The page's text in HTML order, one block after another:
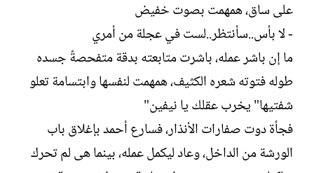
على ساق، همهمت بصوت خفيض
- لا بأس..سأنتظر..لست في عجلة من أمري
ما إن باشر عمله، باشرت متابعته بدقة متفحصةً جسده
طوله فتوته شعره الكثيف، همهمت لنفسها وابتسامة تعلو
شفتيها" يخرب عقلك يا نيفين"
فجأة دوت صفارات الأنذار، فسارع أحمد بإغلاق باب
الورشة من الداخل، وعاد ليكمل عمله، بينما هى لم تحرك